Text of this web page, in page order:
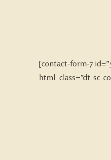
[contact-form-7
html_class=”dt-sc-